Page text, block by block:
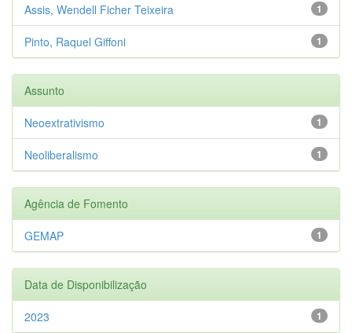
1
Assis, Wendell Ficher Teixeira
1
Pinto, Raquel Giffoni
Assunto
1
Neoextrativismo
1
Neoliberalismo
Agência de Fomento
1
GEMAP
Data de Disponibilização
1
2023